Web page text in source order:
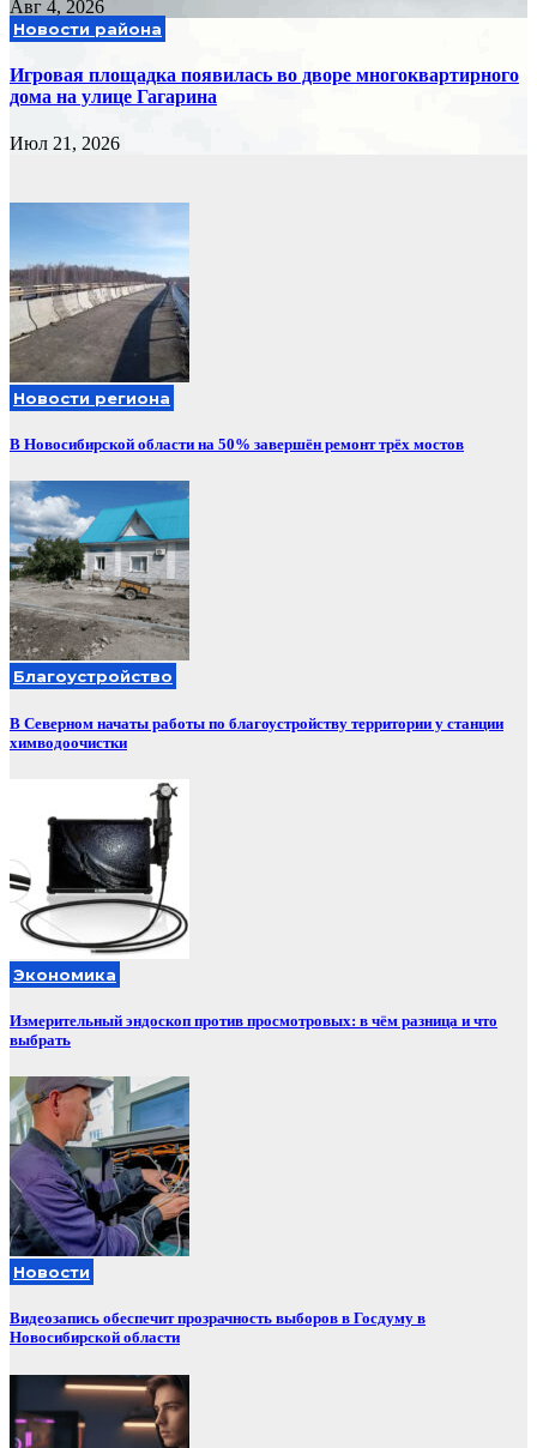
Авг 4, 2026
Новости района
Игровая площадка появилась во дворе многоквартирного
дома на улице Гагарина
Июл 21, 2026
Новости региона
В Новосибирской области на 50% завершён ремонт трёх мостов
Благоустройство
В Северном начаты работы по благоустройству территории у станции
химводоочистки
Экономика
Измерительный эндоскоп против просмотровых: в чём разница и что
выбрать
Новости
Видеозапись обеспечит прозрачность выборов в Госдуму в
Новосибирской области